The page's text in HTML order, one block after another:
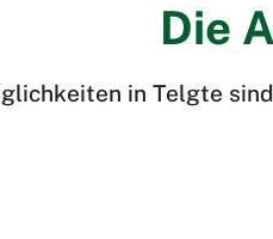
Die
in Telgte